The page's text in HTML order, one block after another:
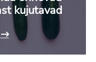
kujutavad